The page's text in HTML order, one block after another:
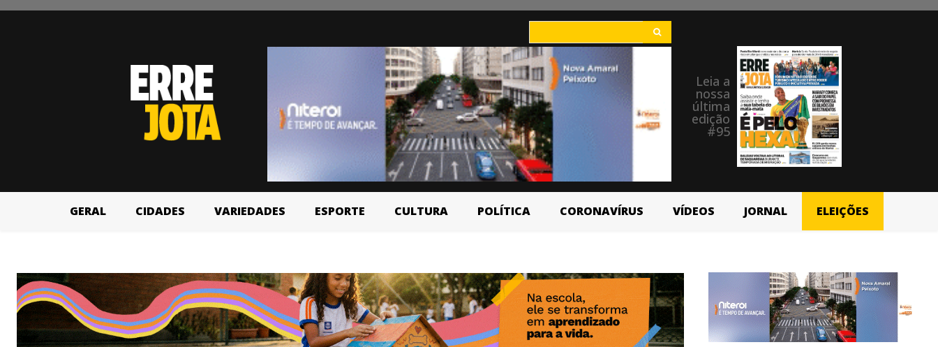
Leia a
nossa
última
edição
#95
GERAL CIDADES VARIEDADES ESPORTE CULTURA POLÍTICA CORONAVÍRUS VÍDEOS JORNAL ELEIÇÕES